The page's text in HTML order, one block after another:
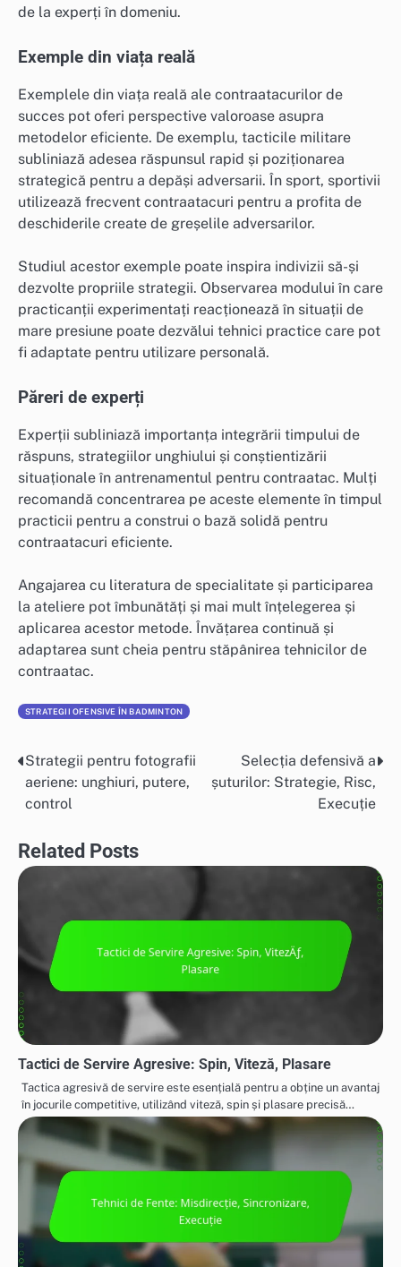
de la experți în domeniu.
Exemple din viața reală
Exemplele din viața reală ale contraatacurilor de
succes pot oferi perspective valoroase asupra
metodelor eficiente. De exemplu, tacticile militare
subliniază adesea răspunsul rapid și poziționarea
strategică pentru a depăși adversarii. În sport, sportivii
utilizează frecvent contraatacuri pentru a profita de
deschiderile create de greșelile adversarilor.
Studiul acestor exemple poate inspira indivizii să-și
dezvolte propriile strategii. Observarea modului în care
practicanții experimentați reacționează în situații de
mare presiune poate dezvălui tehnici practice care pot
fi adaptate pentru utilizare personală.
Păreri de experți
Experții subliniază importanța integrării timpului de
răspuns, strategiilor unghiului și conștientizării
situaționale în antrenamentul pentru contraatac. Mulți
recomandă concentrarea pe aceste elemente în timpul
practicii pentru a construi o bază solidă pentru
contraatacuri eficiente.
Angajarea cu literatura de specialitate și participarea
la ateliere pot îmbunătăți și mai mult înțelegerea și
aplicarea acestor metode. Învățarea continuă și
adaptarea sunt cheia pentru stăpânirea tehnicilor de
contraatac.
STRATEGII OFENSIVE ÎN BADMINTON
Post
navigation
Strategii pentru fotografii
aeriene: unghiuri, putere,
control
Selecția defensivă a
șuturilor: Strategie, Risc,
Execuție
Related Posts
Tactici de Servire Agresive: Spin, Viteză, Plasare
Tactica agresivă de servire este esențială pentru a obține un avantaj
în jocurile competitive, utilizând viteză, spin și plasare precisă…